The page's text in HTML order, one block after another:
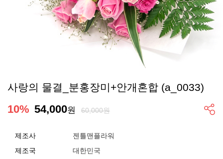
사랑의 물결_분홍장미+안개혼합 (a_0033)
10% 54,000원 60,000원
제조사
젠틀맨플라워
제조국
대한민국